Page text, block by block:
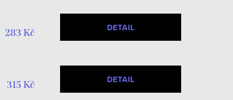
283 Kč DETAIL
315 Kč DETAIL